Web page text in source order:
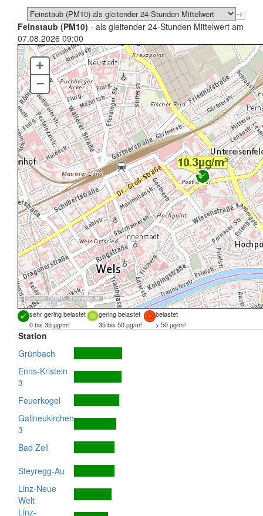
Feinstaub (PM10) - als gleitender 24-Stunden Mittelwert am
07.08.2026 09:00
Quellen: DORIS, basemap.at
+
–
sehr gering belastet gering belastet
belastet
0 bis 35 µg/m³
35 bis 50 µg/m³ > 50 µg/m³
Station
Grünbach
Enns-Kristein
3
Feuerkogel
Gallneukirchen
3
Bad Zell
Steyregg-Au
Linz-Neue
Welt
Linz-